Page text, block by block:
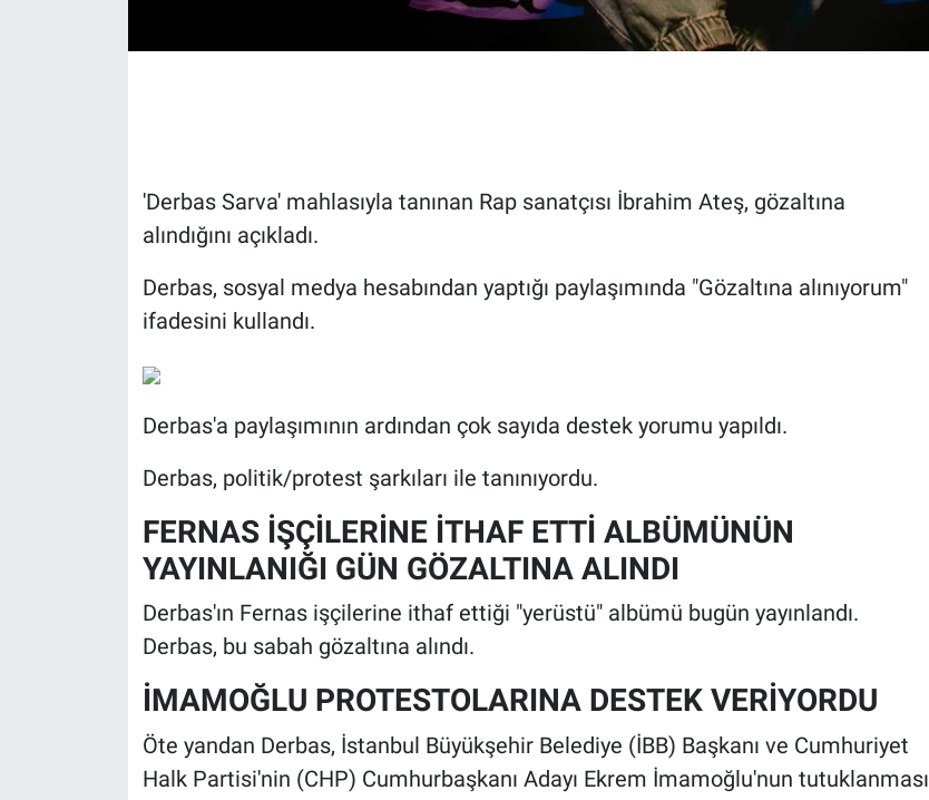
'Derbas Sarva' mahlasıyla tanınan Rap sanatçısı İbrahim Ateş, gözaltına
alındığını açıkladı.
Derbas, sosyal medya hesabından yaptığı paylaşımında "Gözaltına alınıyorum"
ifadesini kullandı.
Derbas'a paylaşımının ardından çok sayıda destek yorumu yapıldı.
Derbas, politik/protest şarkıları ile tanınıyordu.
FERNAS İŞÇİLERİNE İTHAF ETTİ ALBÜMÜNÜN
YAYINLANIĞI GÜN GÖZALTINA ALINDI
Derbas'ın Fernas işçilerine ithaf ettiği "yerüstü" albümü bugün yayınlandı.
Derbas, bu sabah gözaltına alındı.
İMAMOĞLU PROTESTOLARINA DESTEK VERİYORDU
Öte yandan Derbas, İstanbul Büyükşehir Belediye (İBB) Başkanı ve Cumhuriyet
Halk Partisi'nin (CHP) Cumhurbaşkanı Adayı Ekrem İmamoğlu'nun tutuklanması
Gündem Özel
Koronavirüs
Programlar
Teknoloji